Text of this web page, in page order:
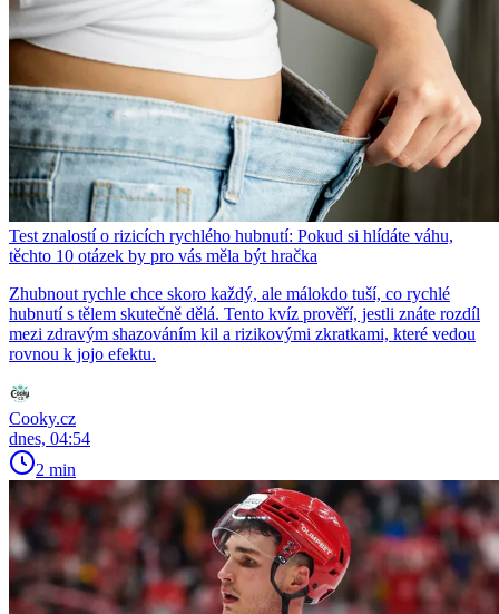
Test znalostí o rizicích rychlého hubnutí: Pokud si hlídáte váhu,
těchto 10 otázek by pro vás měla být hračka
Zhubnout rychle chce skoro každý, ale málokdo tuší, co rychlé
hubnutí s tělem skutečně dělá. Tento kvíz prověří, jestli znáte rozdíl
mezi zdravým shazováním kil a rizikovými zkratkami, které vedou
rovnou k jojo efektu.
Cooky.cz
dnes, 04:54
2 min